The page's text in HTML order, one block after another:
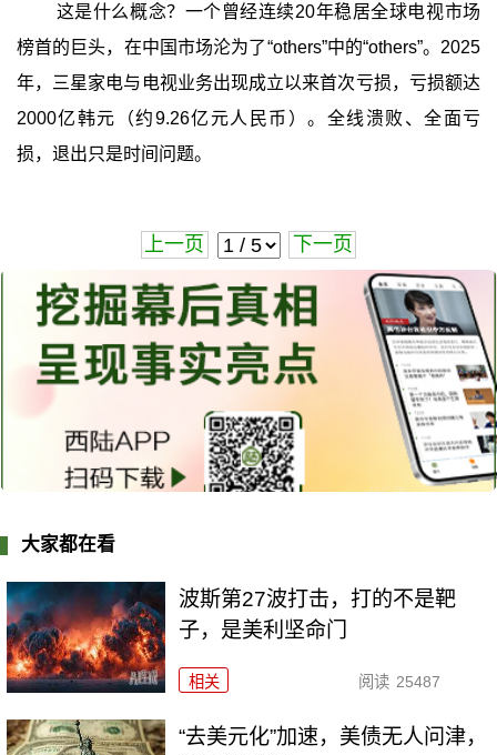
这是什么概念？一个曾经连续20年稳居全球电视市场
榜首的巨头，在中国市场沦为了“others”中的“others”。2025
年，三星家电与电视业务出现成立以来首次亏损，亏损额达
2000亿韩元（约9.26亿元人民币）。全线溃败、全面亏
损，退出只是时间问题。
上一页 下一页
大家都在看
波斯第27波打击，打的不是靶
子，是美利坚命门
相关 阅读 25487
“去美元化”加速，美债无人问津，